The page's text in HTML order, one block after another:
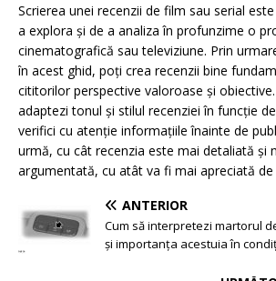
Scrierea unei recenzii de film sau serial
a explora și de a analiza în profunzime o
cinematografică sau televiziune. Prin
în acest ghid, poți crea recenzii bine
cititorilor perspective valoroase și
adaptezi tonul și stilul recenziei în funcție
verifici cu atenție informațiile înainte de
urmă, cu cât recenzia este mai detaliată și
argumentată, cu atât va fi mai apreciată
ANTERIOR
Cum să interpretezi martorul
și importanța acestuia în